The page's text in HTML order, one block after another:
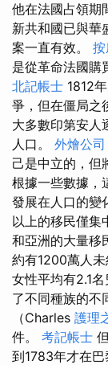
他在法國占領期
新共和國已與華
案一直有效。
是從革命法國購
北記帳士 1812
爭，但在僵局之
大多數印第安人
人口。 外燴公司
己是中立的，但
根據一些數據，
發展在人口的變
以上的移民僅集
和亞洲的大量移
約有1200萬人
女性平均有2.1名
了不同種族的不
（Charles 護理
件。 考記帳士
到1783年才在巴